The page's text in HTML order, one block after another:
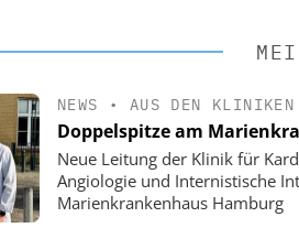
NEWS • AUS DEN KLINIKEN
Doppelspitze am
Neue Leitung der Klinik für
Angiologie und Internistische
Marienkrankenhaus Hamburg